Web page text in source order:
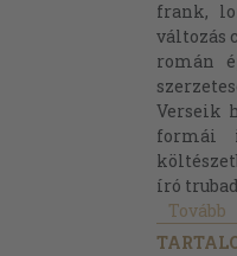
frank,
változás
román
Verseik
formái
író
Tovább